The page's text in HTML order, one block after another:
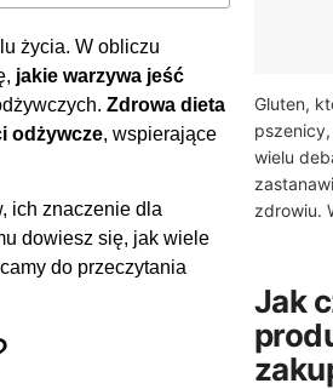
życia. W obliczu
jakie warzywa jeść
Zdrowa dieta
odżywcze, wspierające
ich znaczenie dla
dowiesz się, jak wiele
do przeczytania
Gluten,
wielu
zdrowiu.
Jak